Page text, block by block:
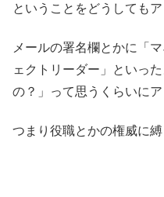
ということをどうしても
メールの署名欄とかに「
ェクトリーダー」といっ
の？」って思うくらいに
つまり役職とかの権威に